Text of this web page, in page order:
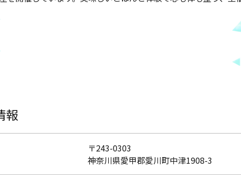
報
〒243-0303
神奈川県愛甲郡愛川町中津1908-3